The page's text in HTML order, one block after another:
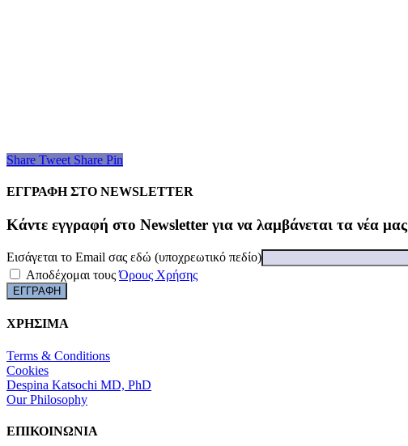
Share Tweet Share Pin
ΕΓΓΡΑΦΗ ΣΤΟ NEWSLETTER
Kάντε εγγραφή στο Newsletter για να λαμβάνεται τα νέα μας
Εισάγεται το Email σας εδώ (υποχρεωτικό πεδίο)
Αποδέχομαι τουςΌρους Χρήσης
ΧΡΗΣΙΜΑ
Terms & Conditions
Cookies
Despina Katsochi MD, PhD
Our Philosophy
ΕΠΙΚΟΙΝΩΝΙΑ